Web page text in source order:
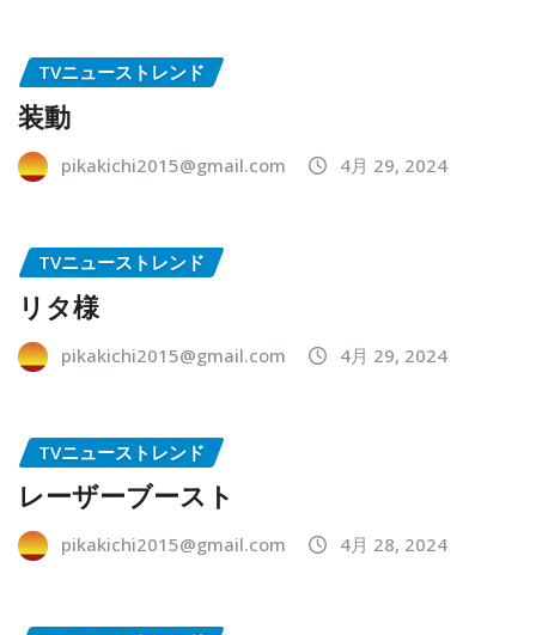
TVニューストレンド
装動
pikakichi2015@gmail.com 4月 29, 2024
TVニューストレンド
リタ様
pikakichi2015@gmail.com 4月 29, 2024
TVニューストレンド
レーザーブースト
pikakichi2015@gmail.com 4月 28, 2024